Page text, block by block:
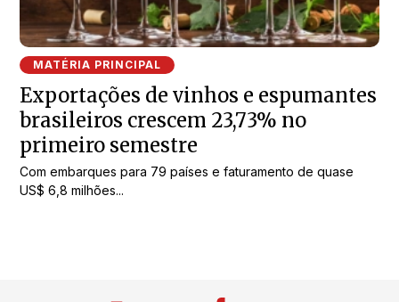
MATÉRIA PRINCIPAL
Exportações de vinhos e espumantes
brasileiros crescem 23,73% no
primeiro semestre
Com embarques para 79 países e faturamento de quase
US$ 6,8 milhões...